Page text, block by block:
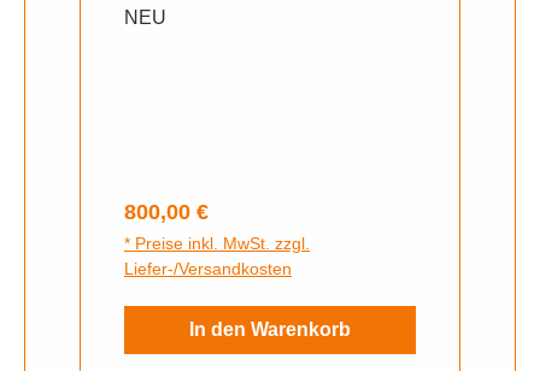
NEU
Regulärer Preis:
800,00 €
* Preise inkl. MwSt. zzgl.
Liefer-/Versandkosten
In den Warenkorb